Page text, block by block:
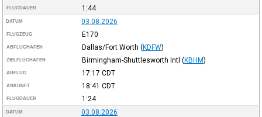
FLUGDAUER 1:44
DATUM 03.08.2026
FLUGZEUG E170
ABFLUGHAFEN Dallas/Fort Worth (KDFW)
ZIELFLUGHAFEN Birmingham-Shuttlesworth Intl (KBHM)
ABFLUG 17:17 CDT
ANKUNFT 18:41 CDT
FLUGDAUER 1:24
DATUM 03.08.2026